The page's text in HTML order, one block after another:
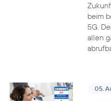
beim
5G.
allen
05.